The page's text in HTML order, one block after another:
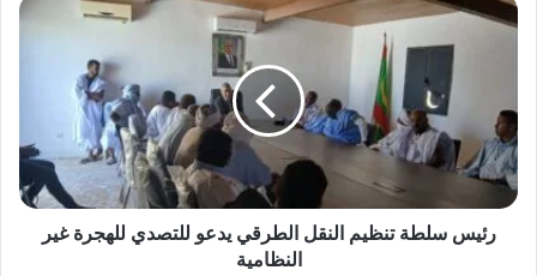
رئيس سلطة تنظيم النقل الطرقي يدعو للتصدي للهجرة غير
النظامية